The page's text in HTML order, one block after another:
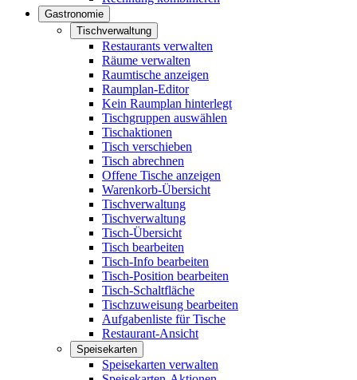
Gastronomie
Tischverwaltung
Restaurants verwalten
Räume verwalten
Raumtische anzeigen
Raumplan-Editor
Kein Raumplan hinterlegt
Tischgruppen auswählen
Tischaktionen
Tisch verschieben
Tisch abrechnen
Offene Tische anzeigen
Warenkorb-Übersicht
Tischverwaltung
Tischverwaltung
Tisch-Übersicht
Tisch bearbeiten
Tisch-Info bearbeiten
Tisch-Position bearbeiten
Tisch-Schaltfläche
Tischzuweisung bearbeiten
Aufgabenliste für Tische
Restaurant-Ansicht
Speisekarten
Speisekarten verwalten